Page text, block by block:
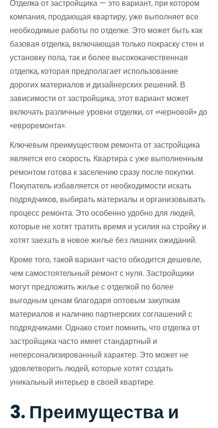
Отделка от застройщика — это вариант, при котором
компания, продающая квартиру, уже выполняет все
необходимые работы по отделке. Это может быть как
базовая отделка, включающая только покраску стен и
установку пола, так и более высококачественная
отделка, которая предполагает использование
дорогих материалов и дизайнерских решений. В
зависимости от застройщика, этот вариант может
включать различные уровни отделки, от «черновой» до
«евроремонта».
Ключевым преимуществом ремонта от застройщика
является его скорость. Квартира с уже выполненным
ремонтом готова к заселению сразу после покупки.
Покупатель избавляется от необходимости искать
подрядчиков, выбирать материалы и организовывать
процесс ремонта. Это особенно удобно для людей,
которые не хотят тратить время и усилия на стройку и
хотят заехать в новое жилье без лишних ожиданий.
Кроме того, такой вариант часто обходится дешевле,
чем самостоятельный ремонт с нуля. Застройщики
могут предложить жилье с отделкой по более
выгодным ценам благодаря оптовым закупкам
материалов и наличию партнерских соглашений с
подрядчиками. Однако стоит помнить, что отделка от
застройщика часто имеет стандартный и
неперсонализированный характер. Это может не
удовлетворить людей, которые хотят создать
уникальный интерьер в своей квартире.
3. Преимущества и